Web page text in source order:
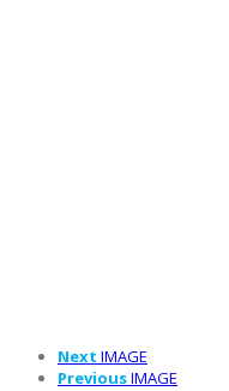
Next IMAGE
PreviousIMAGE